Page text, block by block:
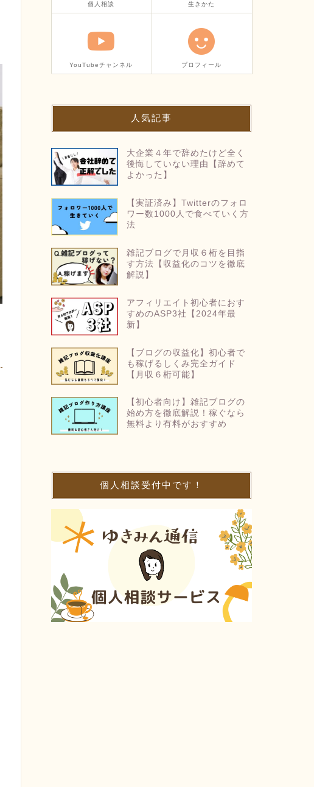
個人相談 生きかた
YouTubeチャンネル プロフィール
人気記事
大企業４年で辞めたけど全く
後悔していない理由【辞めて
よかった】
【実証済み】Twitterのフォロ
ワー数1000人で食べていく方
法
雑記ブログで月収６桁を目指
す方法【収益化のコツを徹底
解説】
アフィリエイト初心者におす
すめのASP3社【2024年最
新】
【ブログの収益化】初心者で
も稼げるしくみ完全ガイド
【月収６桁可能】
【初心者向け】雑記ブログの
始め方を徹底解説！稼ぐなら
無料より有料がおすすめ
個人相談受付中です！